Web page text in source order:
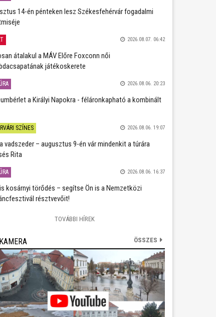
14-én pénteken lesz Székesfehérvár fogadalmi
2026.08.07. 06:42
átalakul a MÁV Előre Foxconn női
játékoskerete
2026.08.06. 20:23
a Királyi Napokra - féláronkapható a kombinált
SZÍNES 2026.08.06. 19:07
vadszeder – augusztus 9-én vár mindenkit a túrára
Rita
2026.08.06. 16:37
kosárnyi törődés – segítse Ön is a Nemzetközi
résztvevőit!
TOVÁBBI HÍREK
ÖSSZES